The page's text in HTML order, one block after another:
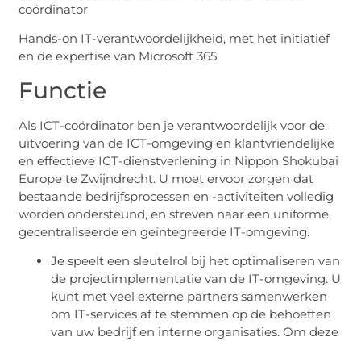
coördinator
Hands-on IT-verantwoordelijkheid, met het initiatief
en de expertise van Microsoft 365
Functie
Als ICT-coördinator ben je verantwoordelijk voor de
uitvoering van de ICT-omgeving en klantvriendelijke
en effectieve ICT-dienstverlening in Nippon Shokubai
Europe te Zwijndrecht. U moet ervoor zorgen dat
bestaande bedrijfsprocessen en -activiteiten volledig
worden ondersteund, en streven naar een uniforme,
gecentraliseerde en geïntegreerde IT-omgeving.
Je speelt een sleutelrol bij het optimaliseren van
de projectimplementatie van de IT-omgeving. U
kunt met veel externe partners samenwerken
om IT-services af te stemmen op de behoeften
van uw bedrijf en interne organisaties. Om deze